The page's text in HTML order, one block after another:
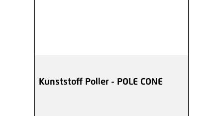
Kunststoff Poller - POLE CONE